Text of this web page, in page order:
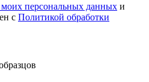
персональных данных и
с Политикой обработки